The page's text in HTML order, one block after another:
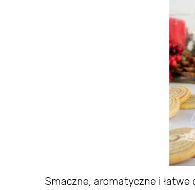
Smaczne, aromatyczne i